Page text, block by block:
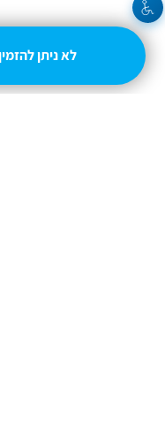
לא ניתן